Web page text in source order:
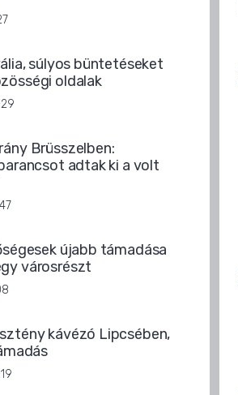
súlyos büntetéseket
oldalak
Brüsszelben:
adtak ki a volt
újabb támadása
városrészt
kávézó Lipcsében,